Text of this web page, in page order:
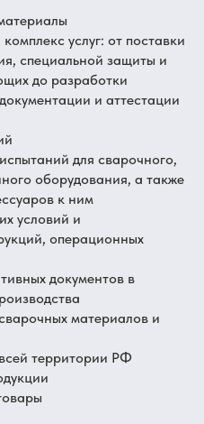
услуг: от поставки
специальной защиты и
до разработки
и аттестации
для сварочного,
оборудования, а также
к ним
условий и
операционных
документов в
материалов и
территории РФ